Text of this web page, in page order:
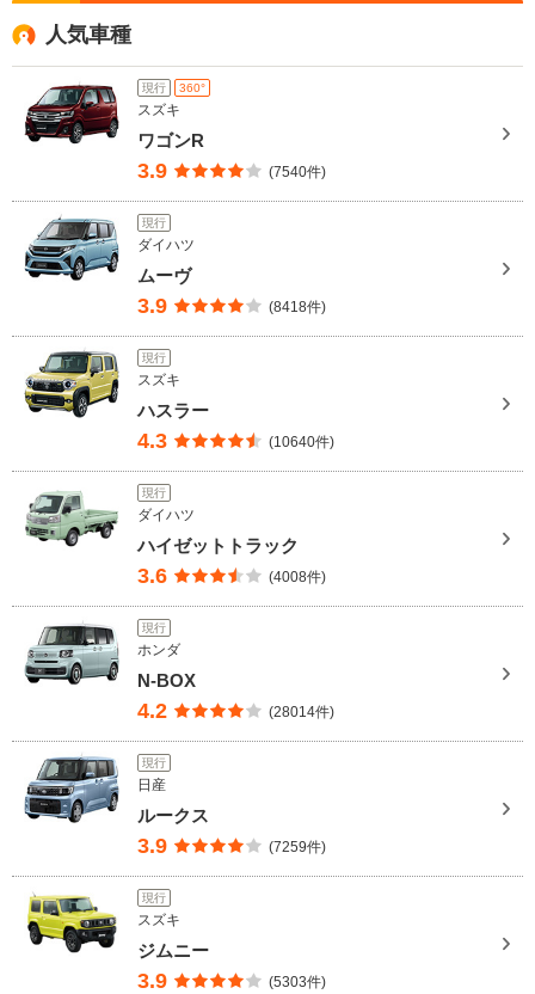
人気車種
現行 360°
スズキ
ワゴンR
3.9 (7540件)
現行
ダイハツ
ムーヴ
3.9 (8418件)
現行
スズキ
ハスラー
4.3 (10640件)
現行
ダイハツ
ハイゼットトラック
3.6 (4008件)
現行
ホンダ
N-BOX
4.2 (28014件)
現行
日産
ルークス
3.9 (7259件)
現行
スズキ
ジムニー
3.9 (5303件)